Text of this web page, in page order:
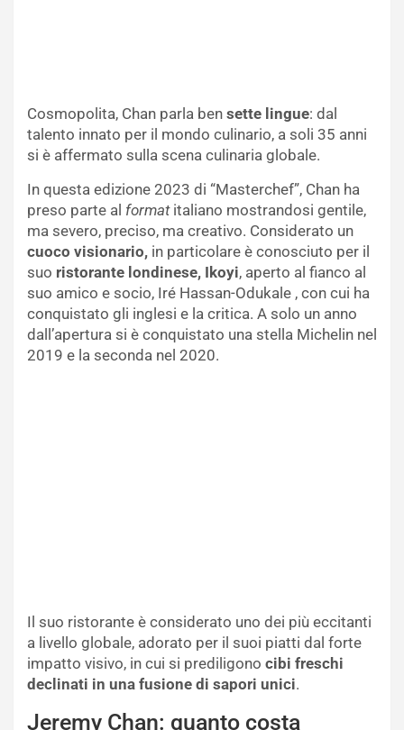
Cosmopolita, Chan parla ben sette lingue: dal
talento innato per il mondo culinario, a soli 35 anni
si è affermato sulla scena culinaria globale.
In questa edizione 2023 di “Masterchef”, Chan ha
preso parte al formatitaliano mostrandosi gentile,
ma severo, preciso, ma creativo. Considerato un
cuoco visionario, in particolare è conosciuto per il
suo ristorante londinese, Ikoyi, aperto al fianco al
suo amico e socio, Iré Hassan-Odukale , con cui ha
conquistato gli inglesi e la critica. A solo un anno
dall’apertura si è conquistato una stella Michelin nel
2019 e la seconda nel 2020.
Il suo ristorante è considerato uno dei più eccitanti
a livello globale, adorato per il suoi piatti dal forte
impatto visivo, in cui si prediligono cibi freschi
declinati in una fusione di sapori unici.
Jeremy Chan: quanto costa